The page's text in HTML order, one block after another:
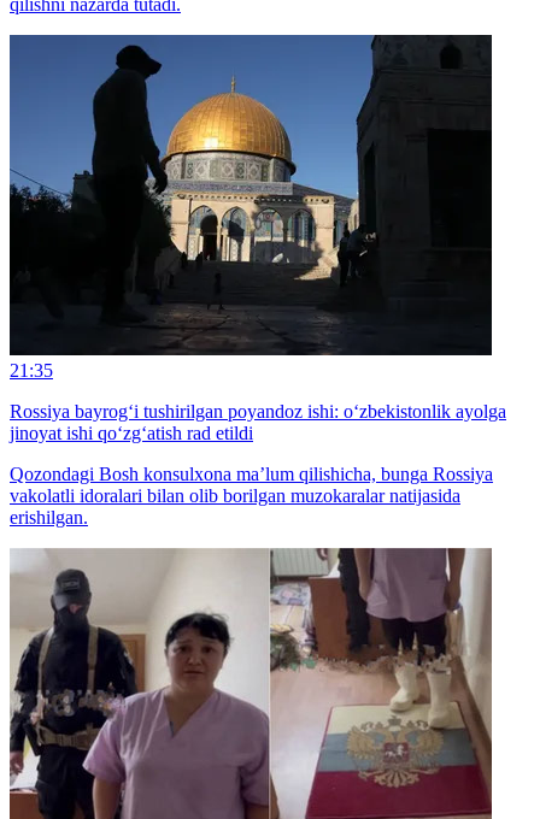
21:35
Rossiya bayrog‘i tushirilgan poyandoz ishi: o‘zbekistonlik ayolga
jinoyat ishi qo‘zg‘atish rad etildi
Qozondagi Bosh konsulxona ma’lum qilishicha, bunga Rossiya
vakolatli idoralari bilan olib borilgan muzokaralar natijasida
erishilgan.